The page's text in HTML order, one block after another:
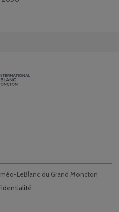
LeBlanc du Grand Moncton